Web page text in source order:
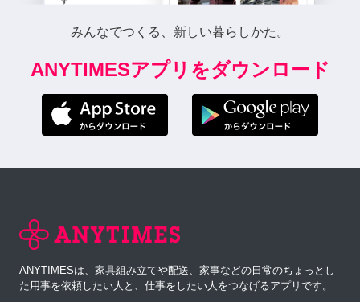
みんなでつくる、新しい暮らしかた。
ANYTIMESアプリをダウンロード
ANYTIMESは、家具組み立てや配送、家事などの日常のちょっとし
た用事を依頼したい人と、仕事をしたい人をつなげるアプリです。